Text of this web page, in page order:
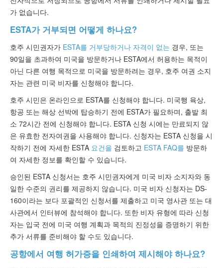
가 없습니다.
ESTA가 거부되면 어떻게 하나요?
호주 시민권자가 ESTA를 거부당하거나 자격이 없는 경우, 또는
90일을 초과하여 미국을 방문하거나 ESTA에서 허용하는 목적이
아닌 다른 여행 목적으로 미국을 방문하려는 경우, 호주 여권 소지
자는 관련 미국 비자를 신청해야 합니다.
호주 시민은 온라인으로 ESTA를 신청해야 합니다. 미국행 육상,
항공 또는 해상 선박에 탑승하기 전에 ESTA가 필요하며, 출발 최
소 72시간 전에 신청해야 합니다. ESTA 신청 시에는 만료되지 않
은 유효한 전자여권을 사용해야 합니다. 신청자는 ESTA 신청을 시
작하기 전에 자세한 ESTA 요건을 검토하고 ESTA FAQ를 방문하
여 자세한 정보를 확인할 수 있습니다.
승인된 ESTA 신청서는 호주 시민권자에게 미국 비자 소지자와 동
일한 수준의 권리를 제공하지 않습니다. 미국 비자 신청자는 DS-
160이라는 보다 포괄적인 신청서를 제출하고 미국 영사관 또는 대
사관에서 인터뷰에 참석해야 합니다. 또한 비자 유형에 따라 신청
자는 입국 전에 미국 여행 계획과 목적의 진정성을 증명하기 위한
추가 서류를 준비해야 할 수도 있습니다.
공항에서 여행 허가증을 인쇄하여 제시해야 하나요?